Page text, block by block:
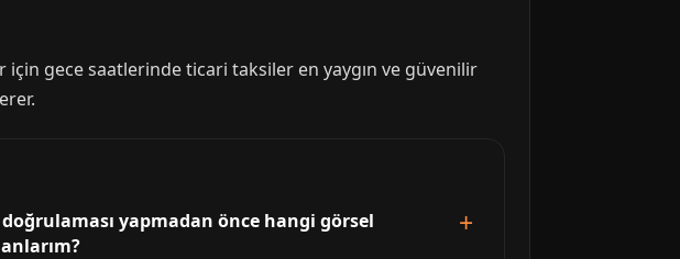
gece saatlerinde ticari taksiler en yaygın ve güvenilir
yapmadan önce hangi görsel